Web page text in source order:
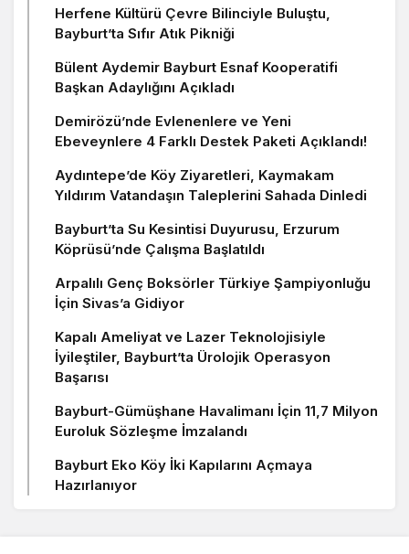
Herfene Kültürü Çevre Bilinciyle Buluştu,
Bayburt’ta Sıfır Atık Pikniği
Bülent Aydemir Bayburt Esnaf Kooperatifi
Başkan Adaylığını Açıkladı
Demirözü’nde Evlenenlere ve Yeni
Ebeveynlere 4 Farklı Destek Paketi Açıklandı!
Aydıntepe’de Köy Ziyaretleri, Kaymakam
Yıldırım Vatandaşın Taleplerini Sahada Dinledi
Bayburt’ta Su Kesintisi Duyurusu, Erzurum
Köprüsü’nde Çalışma Başlatıldı
Arpalılı Genç Boksörler Türkiye Şampiyonluğu
İçin Sivas’a Gidiyor
Kapalı Ameliyat ve Lazer Teknolojisiyle
İyileştiler, Bayburt’ta Ürolojik Operasyon
Başarısı
Bayburt-Gümüşhane Havalimanı İçin 11,7 Milyon
Euroluk Sözleşme İmzalandı
Bayburt Eko Köy İki Kapılarını Açmaya
Hazırlanıyor